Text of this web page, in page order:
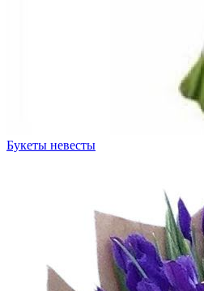
Букеты невесты